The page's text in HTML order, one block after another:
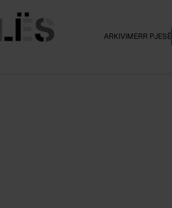
ARKIVIMERR PJESË